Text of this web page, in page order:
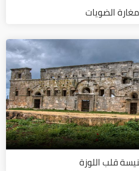
مغارة الضويات
قلب اللوزة